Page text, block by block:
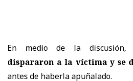
En medio de la discusión,
dispararon a la víctima y se
antes de haberla apuñalado.